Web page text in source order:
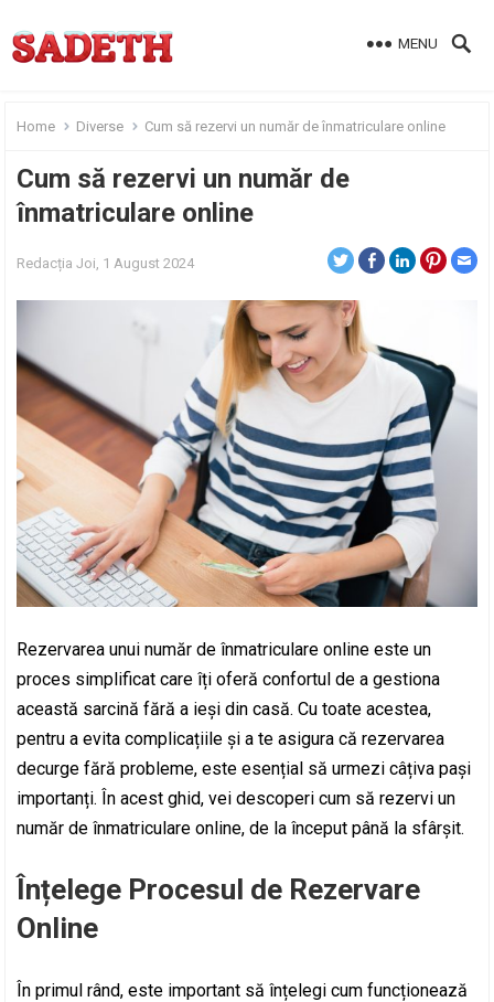
MENU
Home Diverse Cum să rezervi un număr de înmatriculare online
Cum să rezervi un număr de
înmatriculare online
Redacția Joi, 1 August 2024
Rezervarea unui număr de înmatriculare online este un
proces simplificat care îți oferă confortul de a gestiona
această sarcină fără a ieși din casă. Cu toate acestea,
pentru a evita complicațiile și a te asigura că rezervarea
decurge fără probleme, este esențial să urmezi câțiva pași
importanți. În acest ghid, vei descoperi cum să rezervi un
număr de înmatriculare online, de la început până la sfârșit.
Înțelege Procesul de Rezervare
Online
În primul rând, este important să înțelegi cum funcționează